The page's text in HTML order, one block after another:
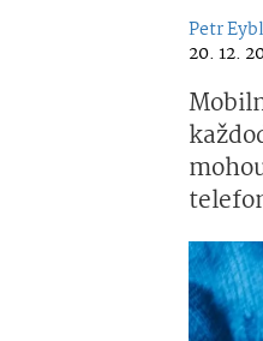
Petr Eybl
20. 12.